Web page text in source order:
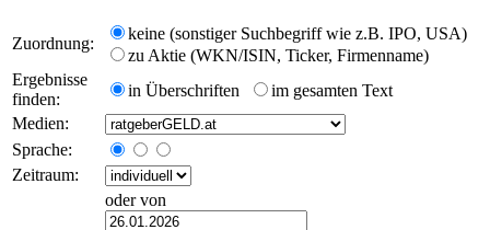
Zuordnung:
keine (sonstiger Suchbegriff wie z.B. IPO, USA)
zu Aktie (WKN/ISIN, Ticker, Firmenname)
Ergebnisse
finden:
in Überschriften
im gesamten Text
Medien:
Sprache:
Zeitraum:
oder von